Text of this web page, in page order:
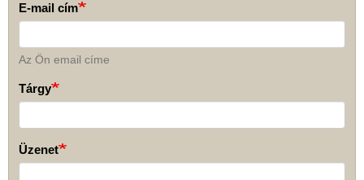
E-mail cím
Az Ön email címe
Tárgy
Üzenet